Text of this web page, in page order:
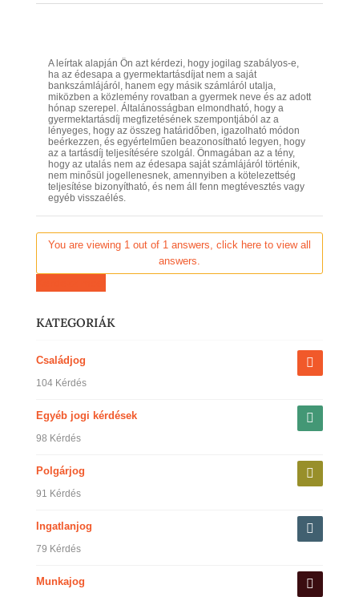
A leírtak alapján Ön azt kérdezi, hogy jogilag szabályos-e,
ha az édesapa a gyermektartásdíjat nem a saját
bankszámlájáról, hanem egy másik számláról utalja,
miközben a közlemény rovatban a gyermek neve és az adott
hónap szerepel. Általánosságban elmondható, hogy a
gyermektartásdíj megfizetésének szempontjából az a
lényeges, hogy az összeg határidőben, igazolható módon
beérkezzen, és egyértelműen beazonosítható legyen, hogy
az a tartásdíj teljesítésére szolgál. Önmagában az a tény,
hogy az utalás nem az édesapa saját számlájáról történik,
nem minősül jogellenesnek, amennyiben a kötelezettség
teljesítése bizonyítható, és nem áll fenn megtévesztés vagy
egyéb visszaélés.
You are viewing 1 out of 1 answers, click here to view all
answers.
KATEGORIÁK
Családjog
104 Kérdés
Egyéb jogi kérdések
98 Kérdés
Polgárjog
91 Kérdés
Ingatlanjog
79 Kérdés
Munkajog